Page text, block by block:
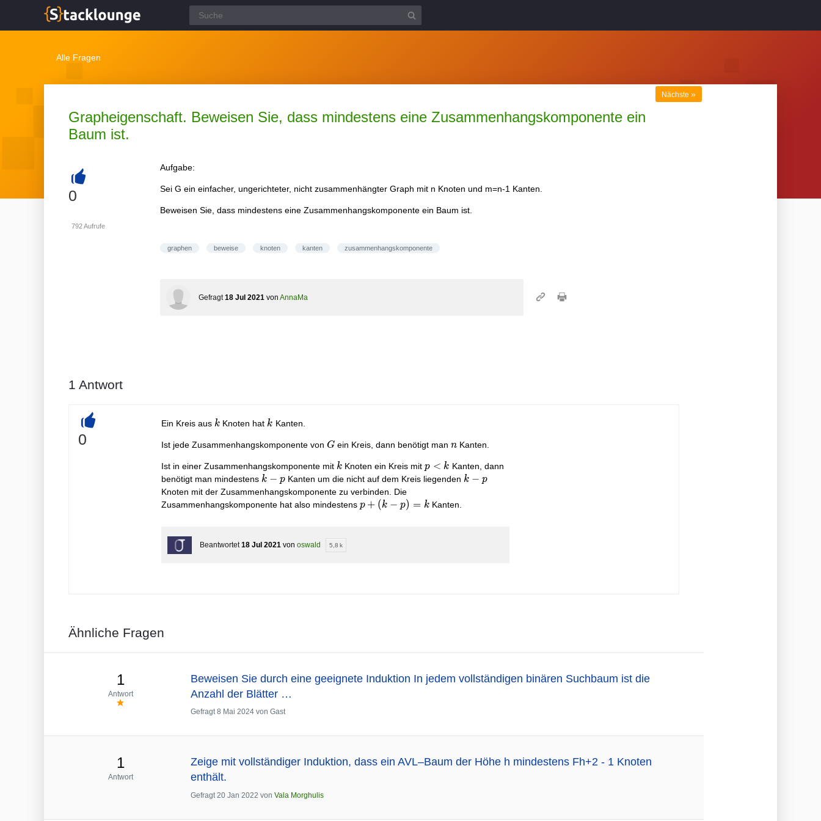
Alle Fragen
Grapheigenschaft. Beweisen Sie, dass mindestens eine Zusammenhangskomponente ein
Baum ist.
Nächste »
+
0
792Aufrufe
Aufgabe:
Sei G ein einfacher, ungerichteter, nicht zusammenhängter Graph mit n Knoten und m=n-1 Kanten.
Beweisen Sie, dass mindestens eine Zusammenhangskomponente ein Baum ist.
graphen beweise knoten kanten zusammenhangskomponente
Gefragt 18 Jul 2021 von AnnaMa
1 Antwort
+
0
Ein Kreis aus k
k Knoten hat k
k Kanten.
Ist jede Zusammenhangskomponente von G
Gein Kreis, dann benötigt man n
nKanten.
Ist in einer Zusammenhangskomponente mit k
k Knoten ein Kreis mitp
<
p < k Kanten, dann
benötigt man mindestens k-
p
k − pKanten um die nicht auf dem Kreis liegenden k-
k − p
Knoten mit der Zusammenhangskomponente zu verbinden. Die
Zusammenhangskomponente hat also mindestens p
p + (k − p) = k Kanten.
Beantwortet 18 Jul 2021 von oswald 5,8 k
Ähnliche Fragen
1
Antwort
Beweisen Sie durch eine geeignete Induktion In jedem vollständigen binären Suchbaum ist die
Anzahl der Blätter …
Gefragt 8 Mai 2024 von Gast
1
Antwort
Zeige mit vollständiger Induktion, dass ein AVL–Baum der Höhe h mindestens Fh+2 - 1 Knoten
enthält.
Gefragt 20 Jan 2022 von Vala Morghulis